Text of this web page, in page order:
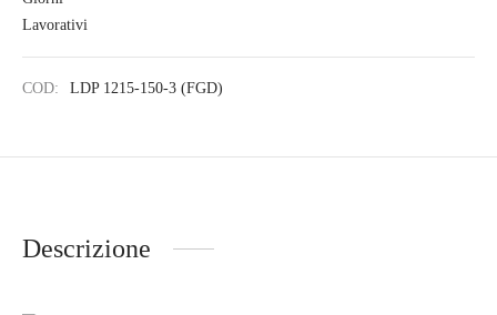
COD: LDP 1215-150-3 (FGD)
Descrizione